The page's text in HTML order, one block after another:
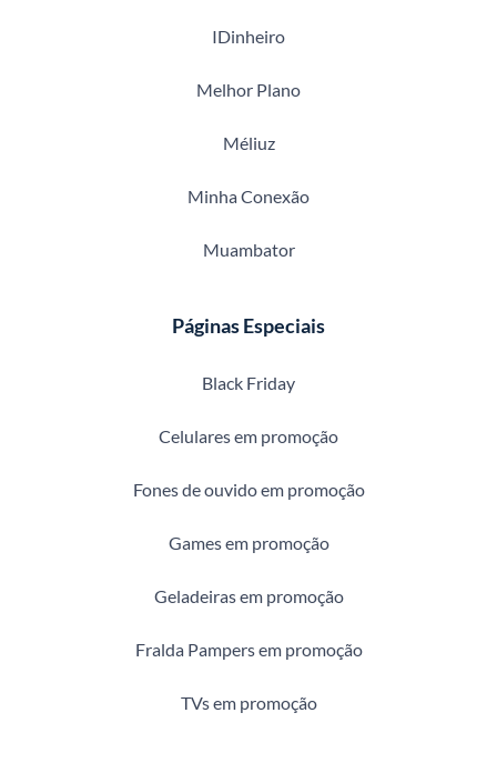
IDinheiro
Melhor Plano
Méliuz
Minha Conexão
Muambator
Páginas Especiais
Black Friday
Celulares em promoção
Fones de ouvido em promoção
Games em promoção
Geladeiras em promoção
Fralda Pampers em promoção
TVs em promoção